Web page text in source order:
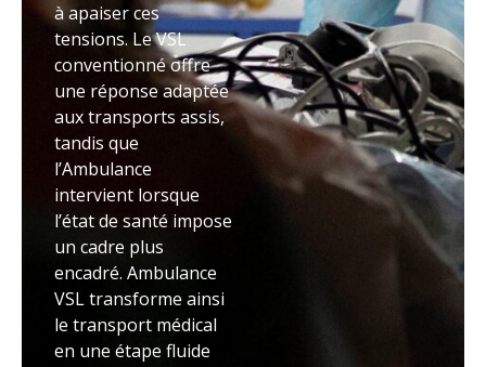
à apaiser ces
tensions. Le VSL
conventionné offre
une réponse adaptée
aux transports assis,
tandis que
l’Ambulance
intervient lorsque
l’état de santé impose
un cadre plus
encadré. Ambulance
VSL transforme ainsi
le transport médical
en une étape fluide